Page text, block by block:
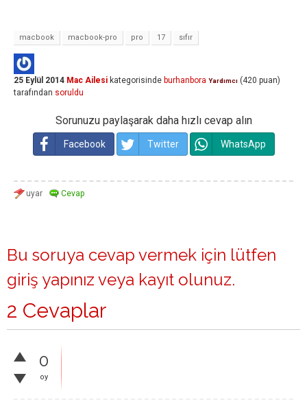
macbook macbook-pro pro 17 sıfır
25 Eylül 2014 Mac Ailesi kategorisinde burhanbora Yardımcı (420 puan)
tarafından soruldu
Sorunuzu paylaşarak daha hızlı cevap alın
Facebook Twitter WhatsApp
Bu soruya cevap vermek için lütfen
giriş yapınız veya kayıt olunuz.
2 Cevaplar
0
oy